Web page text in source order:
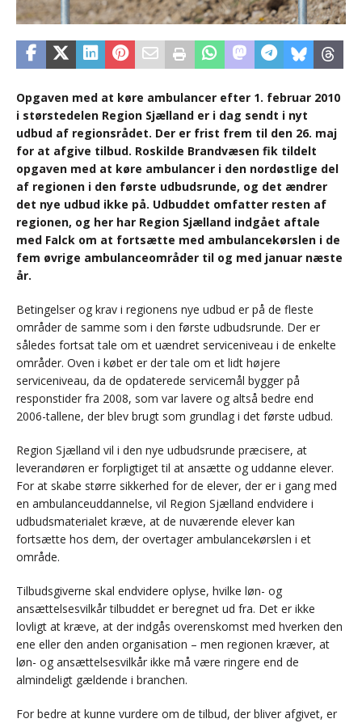
Opgaven med at køre ambulancer efter 1. februar 2010
i størstedelen Region Sjælland er i dag sendt i nyt
udbud af regionsrådet. Der er frist frem til den 26. maj
for at afgive tilbud. Roskilde Brandvæsen fik tildelt
opgaven med at køre ambulancer i den nordøstlige del
af regionen i den første udbudsrunde, og det ændrer
det nye udbud ikke på. Udbuddet omfatter resten af
regionen, og her har Region Sjælland indgået aftale
med Falck om at fortsætte med ambulancekørslen i de
fem øvrige ambulanceområder til og med januar næste
år.
Betingelser og krav i regionens nye udbud er på de fleste
områder de samme som i den første udbudsrunde. Der er
således fortsat tale om et uændret serviceniveau i de enkelte
områder. Oven i købet er der tale om et lidt højere
serviceniveau, da de opdaterede servicemål bygger på
responstider fra 2008, som var lavere og altså bedre end
2006-tallene, der blev brugt som grundlag i det første udbud.
Region Sjælland vil i den nye udbudsrunde præcisere, at
leverandøren er forpligtiget til at ansætte og uddanne elever.
For at skabe større sikkerhed for de elever, der er i gang med
en ambulanceuddannelse, vil Region Sjælland endvidere i
udbudsmaterialet kræve, at de nuværende elever kan
fortsætte hos dem, der overtager ambulancekørslen i et
område.
Tilbudsgiverne skal endvidere oplyse, hvilke løn- og
ansættelsesvilkår tilbuddet er beregnet ud fra. Det er ikke
lovligt at kræve, at der indgås overenskomst med hverken den
ene eller den anden organisation – men regionen kræver, at
løn- og ansættelsesvilkår ikke må være ringere end de
almindeligt gældende i branchen.
For bedre at kunne vurdere om de tilbud, der bliver afgivet, er